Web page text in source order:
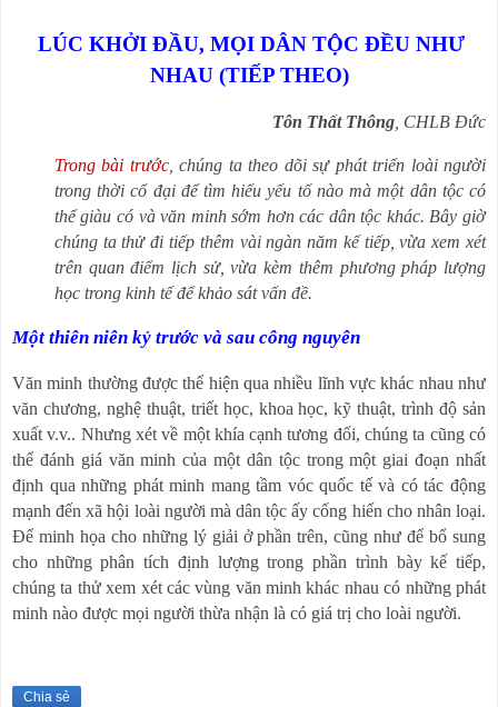
LÚC KHỞI ĐẦU, MỌI DÂN TỘC ĐỀU NHƯ
NHAU (TIẾP THEO)
Tôn Thất Thông , CHLB Đức
Trong bài trước, chúng ta theo dõi sự phát triển loài người
trong thời cổ đại để tìm hiểu yếu tố nào mà một dân tộc có
thể giàu có và văn minh sớm hơn các dân tộc khác. Bây giờ
chúng ta thử đi tiếp thêm vài ngàn năm kế tiếp, vừa xem xét
trên quan điểm lịch sử, vừa kèm thêm phương pháp lượng
học trong kinh tế để khảo sát vấn đề.
Một thiên niên kỷ trước và sau công nguyên
Văn minh thường được thể hiện qua nhiều lĩnh vực khác nhau như
văn chương, nghệ thuật, triết học, khoa học, kỹ thuật, trình độ sản
xuất v.v.. Nhưng xét về một khía cạnh tương đối, chúng ta cũng có
thể đánh giá văn minh của một dân tộc trong một giai đoạn nhất
định qua những phát minh mang tầm vóc quốc tế và có tác động
mạnh đến xã hội loài người mà dân tộc ấy cống hiến cho nhân loại.
Để minh họa cho những lý giải ở phần trên, cũng như để bổ sung
cho những phân tích định lượng trong phần trình bày kế tiếp,
chúng ta thử xem xét các vùng văn minh khác nhau có những phát
minh nào được mọi người thừa nhận là có giá trị cho loài người.
Chia sẻ